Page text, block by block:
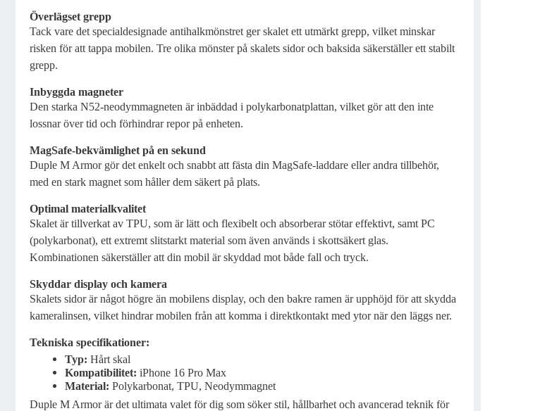
Överlägset grepp
Tack vare det specialdesignade antihalkmönstret ger skalet ett utmärkt grepp, vilket minskar
risken för att tappa mobilen. Tre olika mönster på skalets sidor och baksida säkerställer ett stabilt
grepp.
Inbyggda magneter
Den starka N52-neodymmagneten är inbäddad i polykarbonatplattan, vilket gör att den inte
lossnar över tid och förhindrar repor på enheten.
MagSafe-bekvämlighet på en sekund
Duple M Armor gör det enkelt och snabbt att fästa din MagSafe-laddare eller andra tillbehör,
med en stark magnet som håller dem säkert på plats.
Optimal materialkvalitet
Skalet är tillverkat av TPU, som är lätt och flexibelt och absorberar stötar effektivt, samt PC
(polykarbonat), ett extremt slitstarkt material som även används i skottsäkert glas.
Kombinationen säkerställer att din mobil är skyddad mot både fall och tryck.
Skyddar display och kamera
Skalets sidor är något högre än mobilens display, och den bakre ramen är upphöjd för att skydda
kameralinsen, vilket hindrar mobilen från att komma i direktkontakt med ytor när den läggs ner.
Tekniska specifikationer:
Typ: Hårt skal
Kompatibilitet: iPhone 16 Pro Max
Material: Polykarbonat, TPU, Neodymmagnet
Duple M Armor är det ultimata valet för dig som söker stil, hållbarhet och avancerad teknik för